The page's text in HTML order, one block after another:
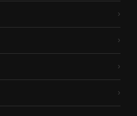
›
›
›
›